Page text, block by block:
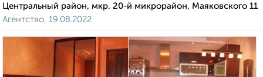
Центральный район, мкр. 20-й микрорайон, Маяковского 11
Агентство, 19.08.2022